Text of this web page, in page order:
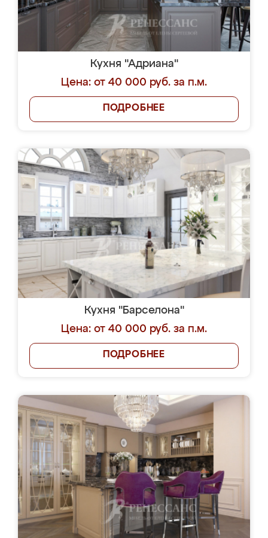
Кухня "Адриана"
Цена: от 40 000 руб. за п.м.
ПОДРОБНЕЕ
Кухня "Барселона"
Цена: от 40 000 руб. за п.м.
ПОДРОБНЕЕ